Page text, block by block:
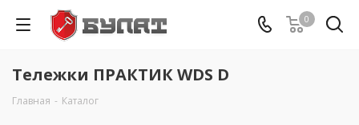
0
Тележки ПРАКТИК WDS D
Главная - Каталог